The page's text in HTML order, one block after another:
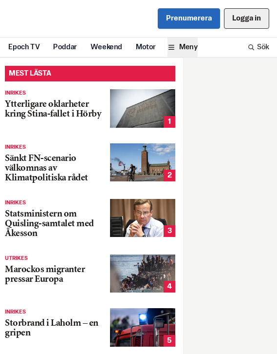
Prenumerera Logga in
Epoch TV Poddar Weekend Motor Meny Sök
MEST LÄSTA
INRIKES
Ytterligare oklarheter
kring Stina-fallet i Hörby
1
INRIKES
Sänkt FN-scenario
välkomnas av
Klimatpolitiska rådet
2
INRIKES
Statsministern om
Quisling-samtalet med
Åkesson
3
UTRIKES
Marockos migranter
pressar Europa
4
INRIKES
Storbrand i Laholm – en
gripen
5